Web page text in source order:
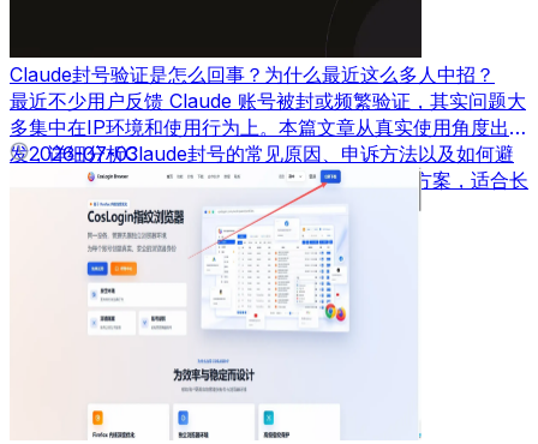
Claude封号验证是怎么回事？为什么最近这么多人中招？
最近不少用户反馈 Claude 账号被封或频繁验证，其实问题大
多集中在IP环境和使用行为上。本篇文章从真实使用角度出
发，详细分析Claude封号的常见原因、申诉方法以及如何避
免再次被封，并结合实际经验给出可落地的解决方案，适合长
期使用AI工具的用户参考。
2026-07-03